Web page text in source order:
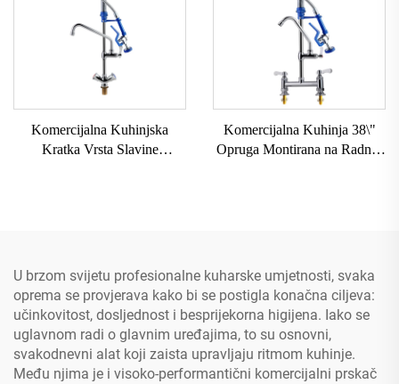
Komercijalna Kuhinjska
Kratka Vrsta Slavine
Ventila
Komercijalna Kuhinja 38\"
Opruga Montirana na Radnoj
U brzom svijetu profesionalne kuharske umjetnosti, svaka
oprema se provjerava kako bi se postigla konačna ciljeva:
učinkovitost, dosljednost i besprijekorna higijena. Iako se
uglavnom radi o glavnim uređajima, to su osnovni,
svakodnevni alat koji zaista upravljaju ritmom kuhinje.
Među njima je i visoko-performantični komercijalni prskač